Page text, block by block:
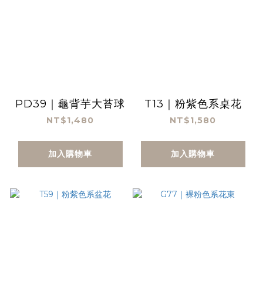
PD39｜龜背芋大苔球
NT$1,480
加入購物車
T13｜粉紫色系桌花
NT$1,580
加入購物車